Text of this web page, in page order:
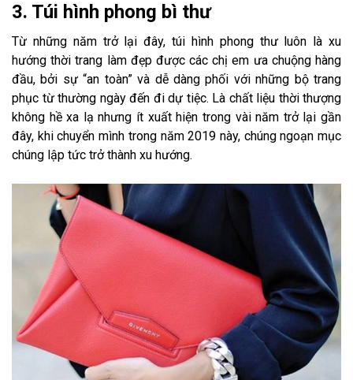
3. Túi hình phong bì thư
Từ những năm trở lại đây, túi hình phong thư luôn là xu
hướng thời trang làm đẹp được các chị em ưa chuộng hàng
đầu, bởi sự “an toàn” và dễ dàng phối với những bộ trang
phục từ thường ngày đến đi dự tiệc. Là chất liệu thời thượng
không hề xa lạ nhưng ít xuất hiện trong vài năm trở lại gần
đây, khi chuyển mình trong năm 2019 này, chúng ngoạn mục
chúng lập tức trở thành xu hướng.